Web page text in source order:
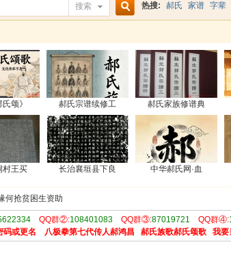
搜索
索
热搜: 郝氏 家谱 字辈
氏颂》 郝氏宗谱续修工 郝氏家族修谱典
村王买 长治襄垣县下良 中华郝氏网·血
何抢贫困生资助
QQ群②:108401083QQ群③:87019721 QQ群④:
码或更名 八极拳第七代传人郝鸿昌 郝氏族歌郝氏颂歌 我要